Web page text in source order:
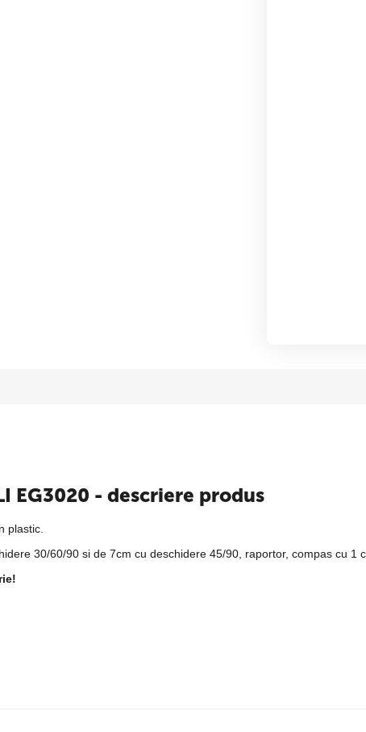
EG3020 - descriere produs
plastic.
30/60/90 si de 7cm cu deschidere 45/90, raportor, compas cu 1